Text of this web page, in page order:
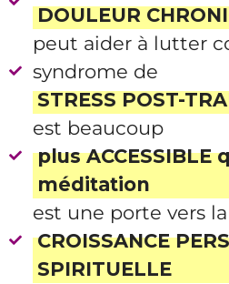
DOULEUR
peut aider à lutter
syndrome de
STRESS POST-
est beaucoup
plus ACCESSIBLE
méditation
est une porte vers la
CROISSANCE
SPIRITUELLE